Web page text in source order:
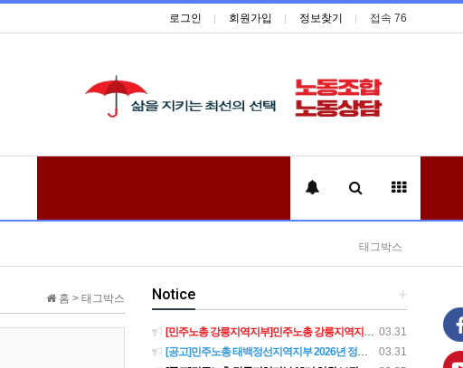
로그인 회원가입 정보찾기 접속 76
태그박스
홈 > 태그박스 +
Notice
03.31
[민주노총 강릉지역지부]민주노총 강릉지역지부 제12기 임원 보궐선거결과 공고
03.31
[공고]민주노총 태백정선지역지부 2026년 정기 대의원대회 재소집 건